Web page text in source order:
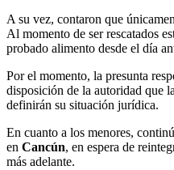
A su vez, contaron que
Al momento de ser rescatados
probado alimento desde el día
Por el momento, la presunta
disposición de la autoridad que
definirán su situación jurídica.
En cuanto a los menores,
en Cancún, en espera de
más adelante.